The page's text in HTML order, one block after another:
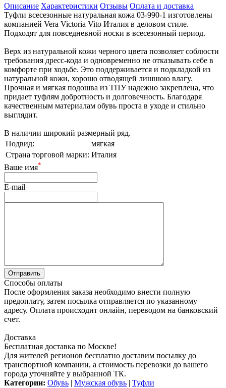
Описание Характеристики Отзывы Оплата и доставка
Туфли всесезонные натуральная кожа 03-990-1 изготовлены
компанией Vera Victoria Vito Италия в деловом стиле.
Подходят для повседневной носки в всесезонный период.
Верх из натуральной кожи черного цвета позволяет соблюсти
требования дресс-кода и одновременно не отказывать себе в
комфорте при ходьбе. Это поддерживается и подкладкой из
натуральной кожи, хорошо отводящей лишнюю влагу.
Прочная и мягкая подошва из ТПУ надежно закреплена, что
придает туфлям добротность и долговечность. Благодаря
качественным материалам обувь проста в уходе и стильно
выглядит.
В наличии широкий размерный ряд.
Подвид:
мягкая
Страна торговой марки: Италия
Ваше имя*
E-mail
Способы оплаты
После оформления заказа необходимо внести полную
предоплату, затем посылка отправляется по указанному
адресу. Оплата происходит онлайн, переводом на банковский
счет.
Доставка
Бесплатная доставка по Москве!
Для жителей регионов бесплатно доставим посылку до
транспортной компании, а стоимость перевозки до вашего
города уточняйте у выбранной ТК.
Категории: Обувь | Мужская обувь | Туфли